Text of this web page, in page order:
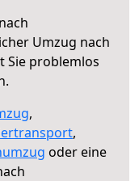
Umzug nach
Sie problemlos
,
,
oder eine